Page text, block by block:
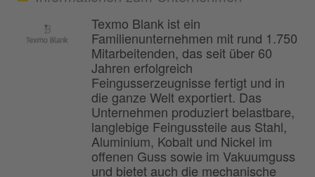
Texmo Blank ist ein
Familienunternehmen mit rund 1.750
Mitarbeitenden, das seit über 60
Jahren erfolgreich
Feingusserzeugnisse fertigt und in
die ganze Welt exportiert. Das
Unternehmen produziert belastbare,
langlebige Feingussteile aus Stahl,
Aluminium, Kobalt und Nickel im
offenen Guss sowie im Vakuumguss
und bietet auch die mechanische